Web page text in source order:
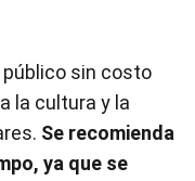
sin costo
la cultura y la
Se recomienda
ya que se